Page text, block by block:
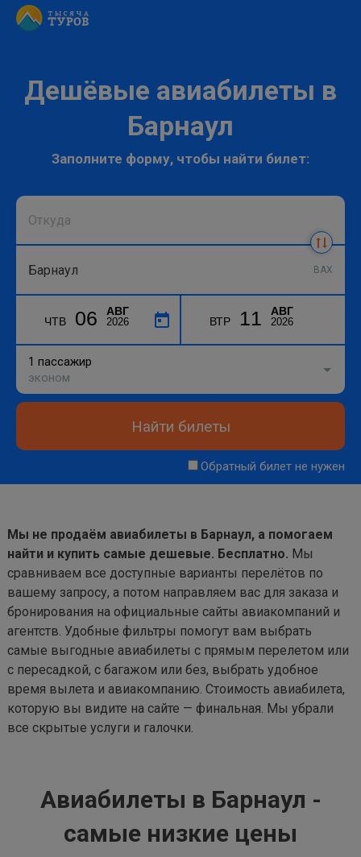
Дешёвые авиабилеты в
Барнаул
Заполните форму, чтобы найти билет:
BAX
ЧТВ 06 АВГ
2026 ВТР 11 АВГ
2026
1 пассажир
эконом
Найти билеты
Обратный билет не нужен
Мы не продаём авиабилеты в Барнаул, а помогаем
найти и купить самые дешевые. Бесплатно. Мы
сравниваем все доступные варианты перелётов по
вашему запросу, а потом направляем вас для заказа и
бронирования на официальные сайты авиакомпаний и
агентств. Удобные фильтры помогут вам выбрать
самые выгодные авиабилеты с прямым перелетом или
с пересадкой, с багажом или без, выбрать удобное
время вылета и авиакомпанию. Стоимость авиабилета,
которую вы видите на сайте — финальная. Мы убрали
все скрытые услуги и галочки.
Авиабилеты в Барнаул -
самые низкие цены